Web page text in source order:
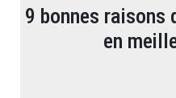
9 bonnes raisons
en